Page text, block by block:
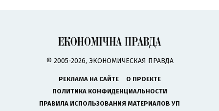
© 2005-2026, ЭКОНОМИЧЕСКАЯ ПРАВДА
РЕКЛАМА НА САЙТЕ
О ПРОЕКТЕ
ПОЛИТИКА КОНФИДЕНЦИАЛЬНОСТИ
ПРАВИЛА ИСПОЛЬЗОВАНИЯ МАТЕРИАЛОВ УП